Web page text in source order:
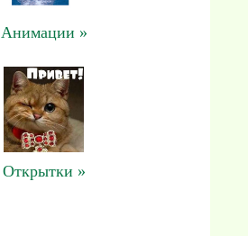
Анимации »
Открытки »